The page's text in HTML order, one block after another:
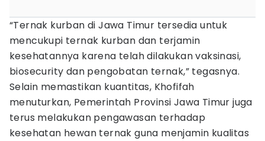
“Ternak kurban di Jawa Timur tersedia untuk
mencukupi ternak kurban dan terjamin
kesehatannya karena telah dilakukan vaksinasi,
biosecurity dan pengobatan ternak,” tegasnya.
Selain memastikan kuantitas, Khofifah
menuturkan, Pemerintah Provinsi Jawa Timur juga
terus melakukan pengawasan terhadap
kesehatan hewan ternak guna menjamin kualitas